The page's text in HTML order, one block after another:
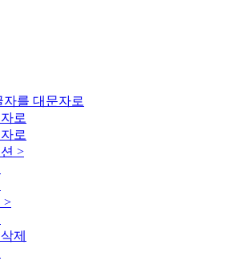
를 대문자로
로
로
>
>
제